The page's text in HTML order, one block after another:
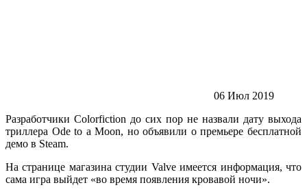
06 Июл 2019
Разработчики Colorfiction до сих пор не назвали дату выхода
триллера Ode to a Moon, но объявили о премьере бесплатной
демо в Steam.
На странице магазина студии Valve имеется информация, что
сама игра выйдет «во время появления кровавой ночи».